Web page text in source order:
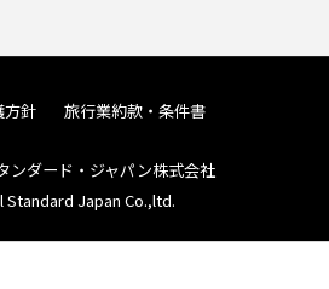
方針 旅行業約款・条件書
ンダード・ジャパン株式会社
Japan Co.,ltd.